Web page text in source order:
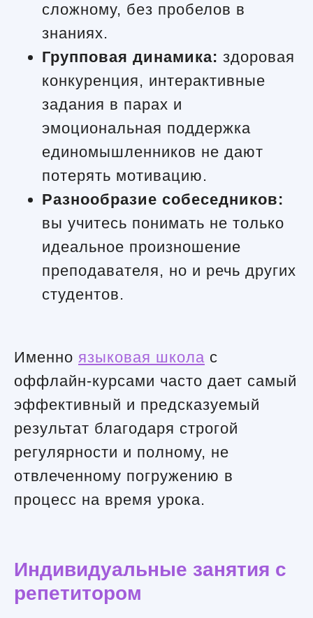
сложному, без пробелов в
знаниях.
Групповая динамика: здоровая
конкуренция, интерактивные
задания в парах и
эмоциональная поддержка
единомышленников не дают
потерять мотивацию.
Разнообразие собеседников:
вы учитесь понимать не только
идеальное произношение
преподавателя, но и речь других
студентов.
Именно языковая школа с
оффлайн-курсами часто дает самый
эффективный и предсказуемый
результат благодаря строгой
регулярности и полному, не
отвлеченному погружению в
процесс на время урока.
Индивидуальные занятия с
репетитором